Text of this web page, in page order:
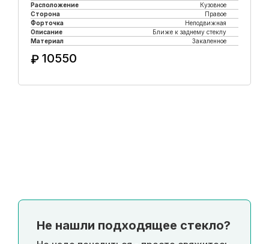
Расположение
Кузовное
Сторона
Правое
Форточка
Неподвижная
Описание
Ближе к заднему стеклу
Материал
Закаленное
₽ 10550
Не нашли подходящее стекло?